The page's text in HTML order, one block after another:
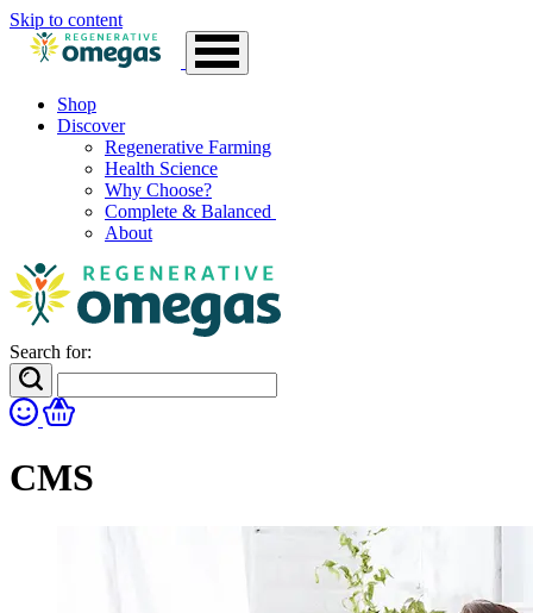
Skip to content
Shop
Discover
Regenerative Farming
Health Science
Why Choose?
Complete & Balanced
About
Search for:
CMS